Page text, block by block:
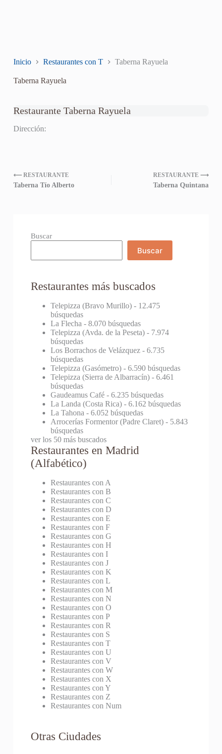
Inicio Restaurantes con T Taberna Rayuela
Taberna Rayuela
Restaurante Taberna Rayuela
Dirección:
⟵ RESTAURANTE
Taberna Tío Alberto
RESTAURANTE ⟶
Taberna Quintana
Buscar
Buscar
Restaurantes más buscados
Telepizza (Bravo Murillo)- 12.475
búsquedas
La Flecha - 8.070 búsquedas
Telepizza (Avda. de la Peseta)- 7.974
búsquedas
Los Borrachos de Velázquez- 6.735
búsquedas
Telepizza (Gasómetro)- 6.590 búsquedas
Telepizza (Sierra de Albarracín)- 6.461
búsquedas
Gaudeamus Café- 6.235 búsquedas
La Landa (Costa Rica)- 6.162 búsquedas
La Tahona - 6.052 búsquedas
Arrocerías Formentor (Padre Claret)- 5.843
búsquedas
ver los 50 más buscados
Restaurantes en Madrid
(Alfabético)
Restaurantes con A
Restaurantes con B
Restaurantes con C
Restaurantes con D
Restaurantes con E
Restaurantes con F
Restaurantes con G
Restaurantes con H
Restaurantes con I
Restaurantes con J
Restaurantes con K
Restaurantes con L
Restaurantes con M
Restaurantes con N
Restaurantes con O
Restaurantes con P
Restaurantes con R
Restaurantes con S
Restaurantes con T
Restaurantes con U
Restaurantes con V
Restaurantes con W
Restaurantes con X
Restaurantes con Y
Restaurantes con Z
Restaurantes con Num
Otras Ciudades